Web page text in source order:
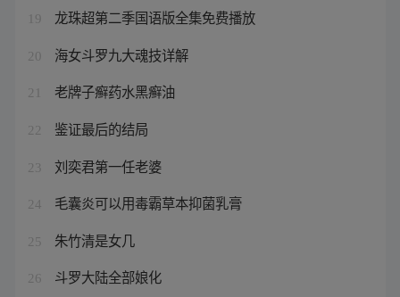
19 龙珠超第二季国语版全集免费播放
20 海女斗罗九大魂技详解
21 老牌子癣药水黑癣油
22 鉴证最后的结局
23 刘奕君第一任老婆
24 毛囊炎可以用毒霸草本抑菌乳膏
25 朱竹清是女几
26 斗罗大陆全部娘化